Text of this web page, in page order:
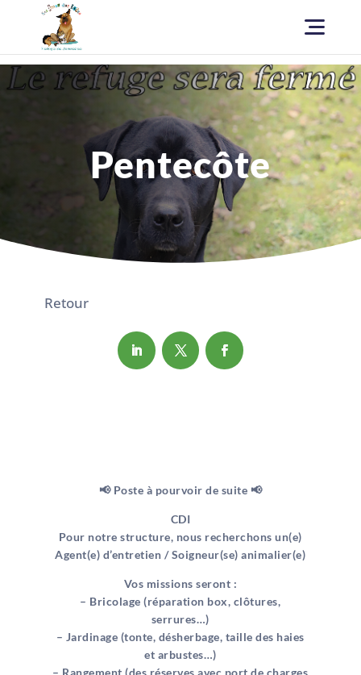
Pentecôte
Retour
📢 Poste à pourvoir de suite 📢
CDI
Pour notre structure, nous recherchons un(e)
Agent(e) d’entretien / Soigneur(se) animalier(e)
Vos missions seront :
– Bricolage (réparation box, clôtures,
serrures…)
– Jardinage (tonte, désherbage, taille des haies
et arbustes…)